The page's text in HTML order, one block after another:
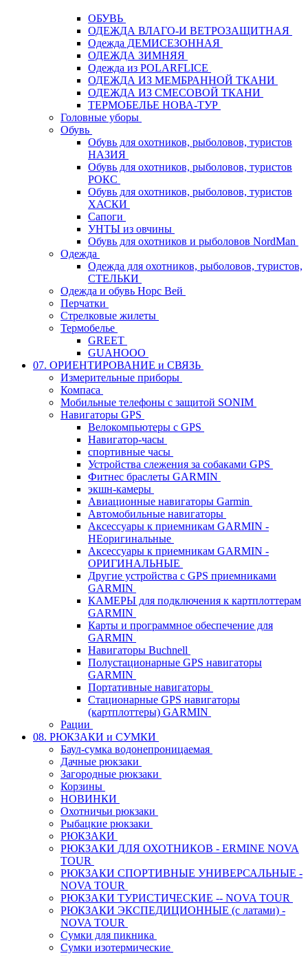
ОБУВЬ
ОДЕЖДА ВЛАГО-И ВЕТРОЗАЩИТНАЯ
Одежда ДЕМИСЕЗОННАЯ
ОДЕЖДА ЗИМНЯЯ
Одежда из POLARFLICE
ОДЕЖДА ИЗ МЕМБРАННОЙ ТКАНИ
ОДЕЖДА ИЗ СМЕСОВОЙ ТКАНИ
ТЕРМОБЕЛЬЕ НОВА-ТУР
Головные уборы
Обувь
Обувь для охотников, рыболовов, туристов
НАЗИЯ
Обувь для охотников, рыболовов, туристов
РОКС
Обувь для охотников, рыболовов, туристов
ХАСКИ
Сапоги
УНТЫ из овчины
Обувь для охотников и рыболовов NordMan
Одежда
Одежда для охотников, рыболовов, туристов,
СТЕЛЬКИ
Одежда и обувь Норс Вей
Перчатки
Стрелковые жилеты
Термобелье
GREET
GUAHOOO
07. ОРИЕНТИРОВАНИЕ и СВЯЗЬ
Измерительные приборы
Компаса
Мобильные телефоны с защитой SONIM
Навигаторы GPS
Велокомпьютеры с GPS
Навигатор-часы
спортивные часы
Устройства слежения за собаками GPS
Фитнес браслеты GARMIN
экшн-камеры
Авиационные навигаторы Garmin
Автомобильные навигаторы
Аксессуары к приемникам GARMIN -
НЕоригинальные
Аксессуары к приемникам GARMIN -
ОРИГИНАЛЬНЫЕ
Другие устройства с GPS приемниками
GARMIN
КАМЕРЫ для подключения к картплоттерам
GARMIN
Карты и программное обеспечение для
GARMIN
Навигаторы Buchnell
Полустационарные GPS навигаторы
GARMIN
Портативные навигаторы
Стационарные GPS навигаторы
(картплоттеры) GARMIN
Рации
08. РЮКЗАКИ и СУМКИ
Баул-сумка водонепроницаемая
Дачные рюкзаки
Загородные рюкзаки
Корзины
НОВИНКИ
Охотничьи рюкзаки
Рыбацкие рюкзаки
РЮКЗАКИ
РЮКЗАКИ ДЛЯ ОХОТНИКОВ - ERMINE NOVA
TOUR
РЮКЗАКИ СПОРТИВНЫЕ УНИВЕРСАЛЬНЫЕ -
NOVA TOUR
РЮКЗАКИ ТУРИСТИЧЕСКИЕ -- NOVA TOUR
РЮКЗАКИ ЭКСПЕДИЦИОННЫЕ (с латами) -
NOVA TOUR
Сумки для пикника
Сумки изотермические